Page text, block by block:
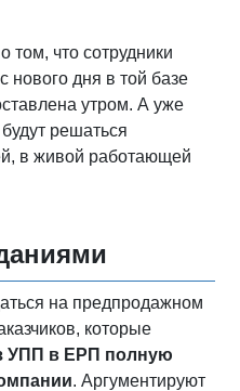
том, что сотрудники
нового дня в той базе
утром. А уже
решаться
в живой работающей
на предпродажном
которые
УПП в ЕРП полную
. Аргументируют